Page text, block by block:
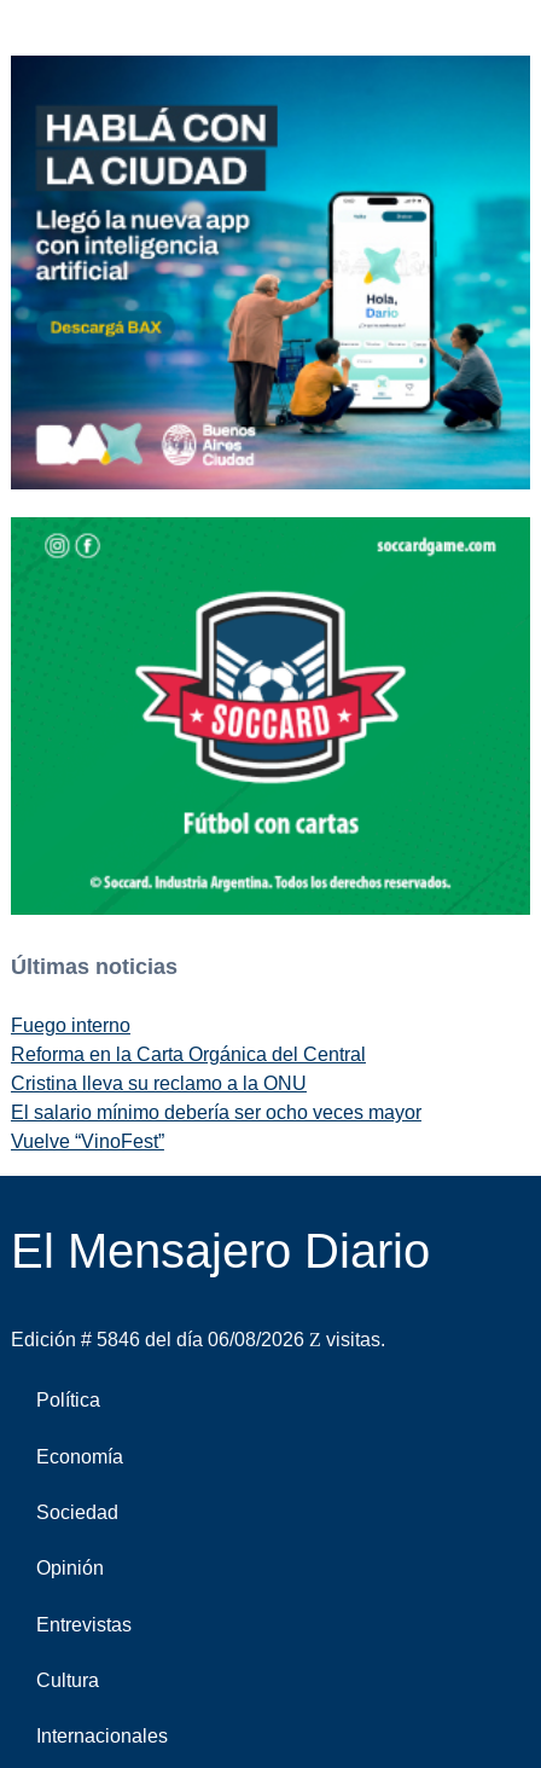
Últimas noticias
Fuego interno
Reforma en la Carta Orgánica del Central
Cristina lleva su reclamo a la ONU
El salario mínimo debería ser ocho veces mayor
Vuelve “VinoFest”
El Mensajero Diario
Edición # 5846 del día 06/08/2026 visitas.
Política
Economía
Sociedad
Opinión
Entrevistas
Cultura
Internacionales